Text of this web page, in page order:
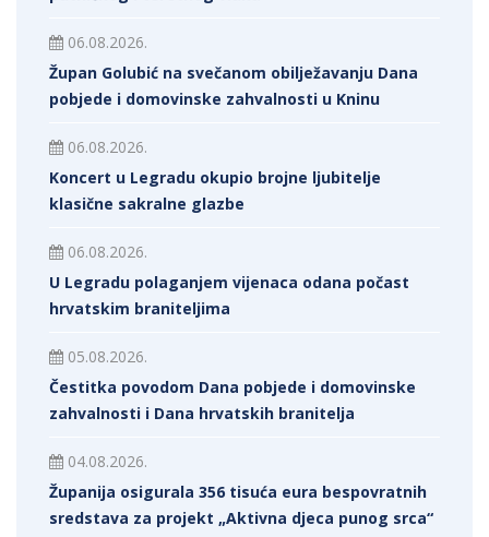
06.08.2026.
Župan Golubić na svečanom obilježavanju Dana
pobjede i domovinske zahvalnosti u Kninu
06.08.2026.
Koncert u Legradu okupio brojne ljubitelje
klasične sakralne glazbe
06.08.2026.
U Legradu polaganjem vijenaca odana počast
hrvatskim braniteljima
05.08.2026.
Čestitka povodom Dana pobjede i domovinske
zahvalnosti i Dana hrvatskih branitelja
04.08.2026.
Županija osigurala 356 tisuća eura bespovratnih
sredstava za projekt „Aktivna djeca punog srca“